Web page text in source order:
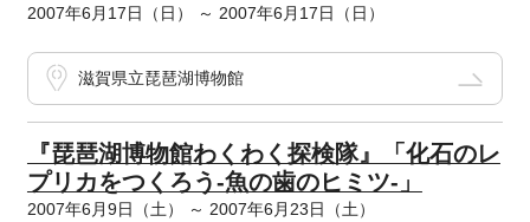
2007年6月17日（日） ～ 2007年6月17日（日）
滋賀県立琵琶湖博物館
『琵琶湖博物館わくわく探検隊』「化石のレ
プリカをつくろう-魚の歯のヒミツ-」
2007年6月9日（土） ～ 2007年6月23日（土）